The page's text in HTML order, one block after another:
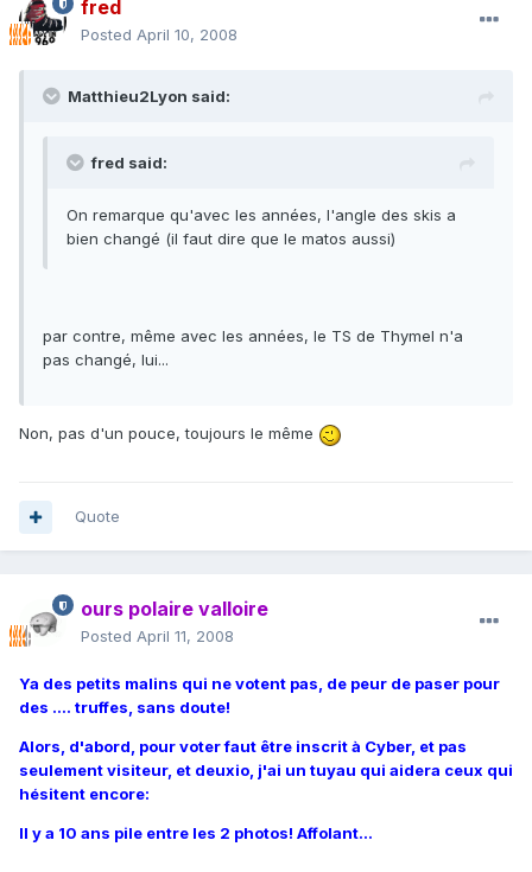
fred
Posted April 10, 2008
Matthieu2Lyon said:
fred said:
On remarque qu'avec les années, l'angle des skis a
bien changé (il faut dire que le matos aussi)
par contre, même avec les années, le TS de Thymel n'a
pas changé, lui...
Non, pas d'un pouce, toujours le même
Quote
ours polaire valloire
Posted April 11, 2008
Ya des petits malins qui ne votent pas, de peur de paser pour
des .... truffes, sans doute!
Alors, d'abord, pour voter faut être inscrit à Cyber, et pas
seulement visiteur, et deuxio, j'ai un tuyau qui aidera ceux qui
hésitent encore:
Il y a 10 ans pile entre les 2 photos! Affolant...